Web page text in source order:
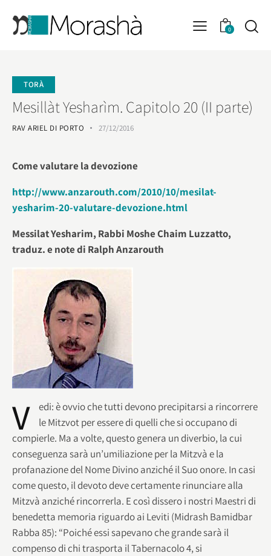
0
TORÀ
Mesillàt Yesharìm. Capitolo 20 (II parte)
RAV ARIEL DI PORTO 27/12/2016
Come valutare la devozione
http://www.anzarouth.com/2010/10/mesilat-
yesharim-20-valutare-devozione.html
Messilat Yesharim, Rabbi Moshe Chaim Luzzatto,
traduz. e note di Ralph Anzarouth
V
edi: è ovvio che tutti devono precipitarsi a rincorrere
le Mitzvot per essere di quelli che si occupano di
compierle. Ma a volte, questo genera un diverbio, la cui
conseguenza sarà un’umiliazione per la Mitzvà e la
profanazione del Nome Divino anziché il Suo onore. In casi
come questo, il devoto deve certamente rinunciare alla
Mitzvà anziché rincorrerla. E così dissero i nostri Maestri di
benedetta memoria riguardo ai Leviti (Midrash Bamidbar
Rabba 85): “Poiché essi sapevano che grande sarà il
compenso di chi trasporta il Tabernacolo 4, si